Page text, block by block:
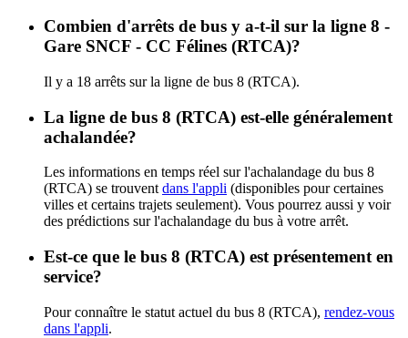
Combien d'arrêts de bus y a-t-il sur la ligne 8 -
Gare SNCF - CC Félines (RTCA)?
Il y a 18 arrêts sur la ligne de bus 8 (RTCA).
La ligne de bus 8 (RTCA) est-elle généralement
achalandée?
Les informations en temps réel sur l'achalandage du bus 8
(RTCA) se trouvent dans l'appli (disponibles pour certaines
villes et certains trajets seulement). Vous pourrez aussi y voir
des prédictions sur l'achalandage du bus à votre arrêt.
Est-ce que le bus 8 (RTCA) est présentement en
service?
Pour connaître le statut actuel du bus 8 (RTCA), rendez-vous
dans l'appli.